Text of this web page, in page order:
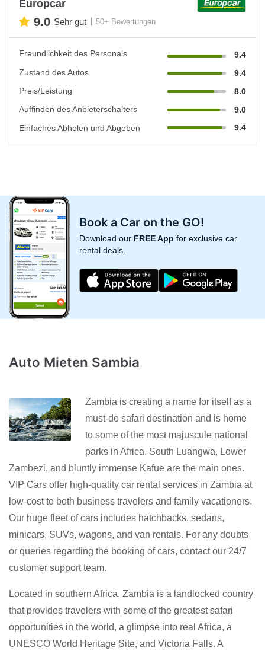
Europcar
9.0 Sehr gut 50+ Bewertungen
Freundlichkeit des Personals
9.4
Zustand des Autos
9.4
Preis/Leistung
8.0
Auffinden des Anbieterschalters
9.0
Einfaches Abholen und Abgeben
9.4
Book a Car on the GO!
Download our FREE App for exclusive car
rental deals.
Auto Mieten Sambia
Zambia is creating a name for itself as a
must-do safari destination and is home
to some of the most majuscule national
parks in Africa. South Luangwa, Lower
Zambezi, and bluntly immense Kafue are the main ones.
VIP Cars offer high-quality car rental services in Zambia at
low-cost to both business travelers and family vacationers.
Our huge fleet of cars includes hatchbacks, sedans,
minicars, SUVs, wagons, and van rentals. For any doubts
or queries regarding the booking of cars, contact our 24/7
customer support team.
Located in southern Africa, Zambia is a landlocked country
that provides travelers with some of the greatest safari
opportunities in the world, a glimpse into real Africa, a
UNESCO World Heritage Site, and Victoria Falls. A